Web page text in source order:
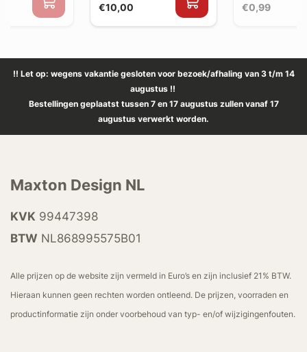
€10,00 €0,99
!! Let op: wegens vakantie gesloten voor bezoek/afhaling van 3 t/m 14
augustus !!
Bestellingen geplaatst tussen 7 en 17 augustus zullen vanaf 17
augustus verwerkt worden.
Maxton Design NL
KVK 99447398
BTW NL868995575B01
Alle prijzen op de website zijn vermeld in Euro’s en zijn inclusief 21% BTW.
Hieraan kunnen geen rechten worden ontleend. De prijzen, voorraden en
productinformatie zijn onder voorbehoud van typ- en/of wijzigingenfouten.